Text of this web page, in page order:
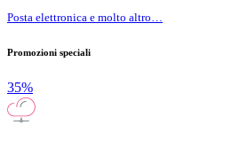
Posta elettronica e molto altro…
Promozioni speciali
35%